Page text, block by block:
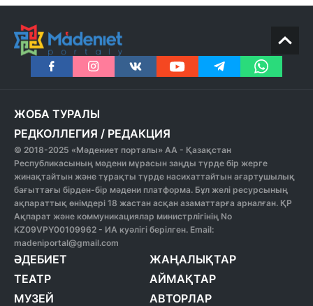
ЖОБА ТУРАЛЫ
РЕДКОЛЛЕГИЯ / РЕДАКЦИЯ
© 2018-2025 «Мәдениет порталы» АА - Қазақстан
Республикасының мәдени мұрасын заңды түрде бір жерге
жинақтайтын және тұрақты түрде насихаттайтын ағартушылық
бағыттағы бірден-бір мәдени платформа. Бұл желі ресурсының
ақпараттық өнімдері 18 жастан асқан азаматтарға арналған. ҚР
Ақпарат және коммуникациялар министрлігінің No
KZ09VPY00109962 - ИА куәлігі берілген. Email:
madeniportal@gmail.com
ӘДЕБИЕТ
ТЕАТР
МУЗЕЙ
ЖАҢАЛЫҚТАР
АЙМАҚТАР
АВТОРЛАР